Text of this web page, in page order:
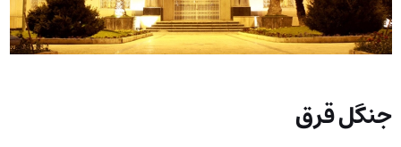
جنگل قرق